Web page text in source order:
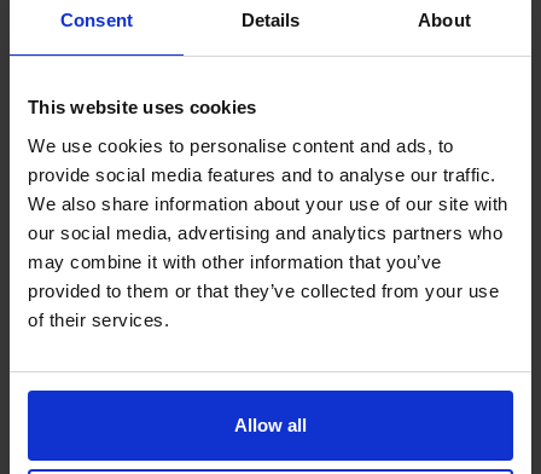
Consent Details About
This website uses cookies
We use cookies to personalise content and ads, to
provide social media features and to analyse our traffic.
We also share information about your use of our site with
our social media, advertising and analytics partners who
may combine it with other information that you’ve
provided to them or that they’ve collected from your use
of their services.
Allow all
U kunt zich te allen tijde afmelden voor het ontvangen
verwijderen door een e-mail te sturen
naarinfo@cfocentre.be
5. Het bijwerken van uw informatie
U kunt ons op elk gewenst moment vragen om uw
persoonlijke gegevens te corrigeren, te wijzigen of bij te
werken door contact met ons op te nemen via
onderstaande gegevens.
6. Het verstrekken van informatie aan derden
derde partij indien dit nodig is voor de uitvoering van
eerder genoemde doeleinden, maar er kunnen andere
omstandigheden zijn waarin